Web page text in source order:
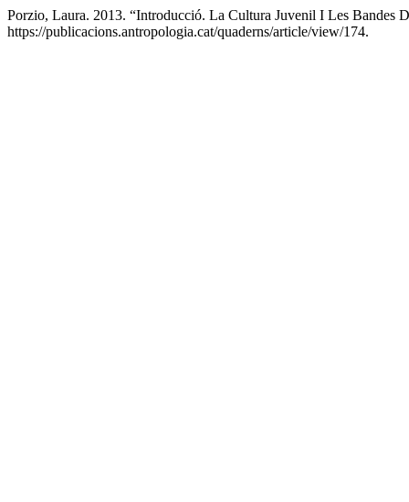
Porzio, Laura. 2013. “Introducció. La Cultura Juvenil I Les Bandes
https://publicacions.antropologia.cat/quaderns/article/view/174.